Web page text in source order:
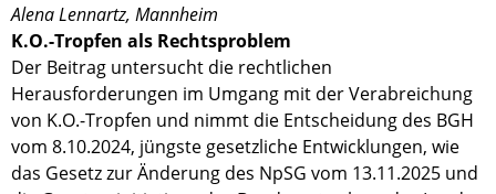
Alena Lennartz, Mannheim
K.O.-Tropfen als Rechtsproblem
Der Beitrag untersucht die rechtlichen
Herausforderungen im Umgang mit der Verabreichung
von K.O.-Tropfen und nimmt die Entscheidung des BGH
vom 8.10.2024, jüngste gesetzliche Entwicklungen, wie
das Gesetz zur Änderung des NpSG vom 13.11.2025 und